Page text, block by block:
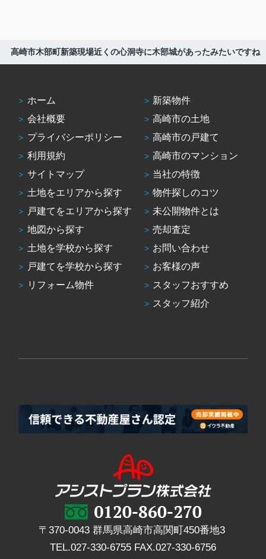
高崎市木部町新築現場近くの心洞寺に木部城があったみたいですね
ホーム
会社概要
プライバシーポリシー
利用規約
サイトマップ
土地をエリアから探す
戸建てをエリアから探す
地図から探す
土地を学校から探す
戸建てを学校から探す
リフォーム物件
新築物件
高崎市の土地
高崎市の戸建て
高崎市のマンション
当社の特徴
物件探しのコツ
未公開物件とは
売却査定
お問い合わせ
お客様の声
スタッフおすすめ
スタッフ紹介
〒370-0043 群馬県高崎市高関町450番地3
TEL.027-330-6755 FAX.027-330-6756